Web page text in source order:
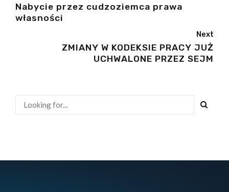
Nabycie przez cudzoziemca prawa
własności
Next
ZMIANY W KODEKSIE PRACY JUŻ
UCHWALONE PRZEZ SEJM